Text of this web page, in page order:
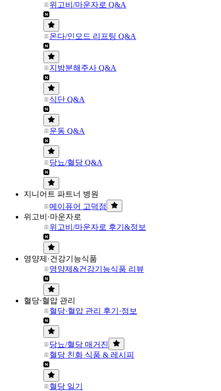
위고비/마운자로 Q&A
온다/인모드 리프팅 Q&A
지방분해주사 Q&A
식단 Q&A
운동 Q&A
당뇨/혈당 Q&A
지니어트 파트너 병원
메이퓨어 고덕점
위고비·마운자로
위고비/마운자로 후기&정보
영양제·건강기능식품
영양제&건강기능식품 리뷰
혈당·혈압 관리
혈당·혈압 관리 후기·정보
당뇨/혈당 매거진
혈당 친화 식품 & 레시피
혈당 일기